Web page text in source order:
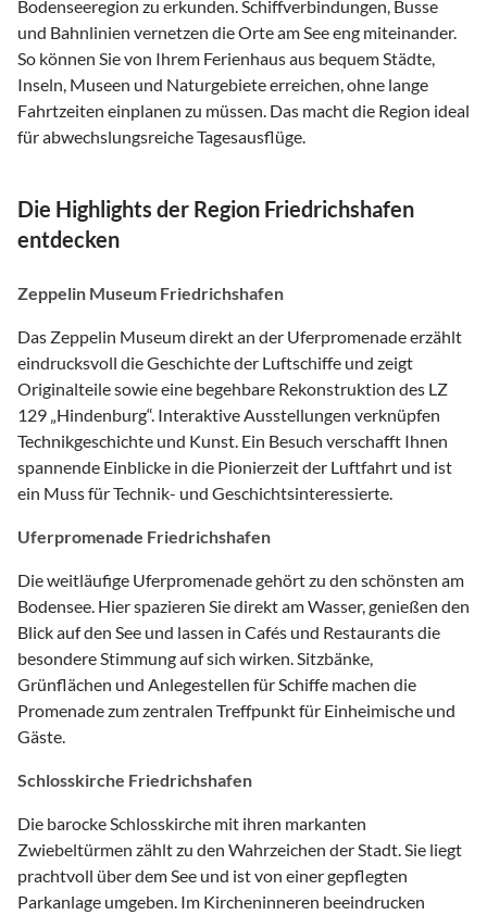
Bodenseeregion zu erkunden. Schiffverbindungen, Busse
und Bahnlinien vernetzen die Orte am See eng miteinander.
So können Sie von Ihrem Ferienhaus aus bequem Städte,
Inseln, Museen und Naturgebiete erreichen, ohne lange
Fahrtzeiten einplanen zu müssen. Das macht die Region ideal
für abwechslungsreiche Tagesausflüge.
Die Highlights der Region Friedrichshafen
entdecken
Zeppelin Museum Friedrichshafen
Das Zeppelin Museum direkt an der Uferpromenade erzählt
eindrucksvoll die Geschichte der Luftschiffe und zeigt
Originalteile sowie eine begehbare Rekonstruktion des LZ
129 „Hindenburg“. Interaktive Ausstellungen verknüpfen
Technikgeschichte und Kunst. Ein Besuch verschafft Ihnen
spannende Einblicke in die Pionierzeit der Luftfahrt und ist
ein Muss für Technik- und Geschichtsinteressierte.
Uferpromenade Friedrichshafen
Die weitläufige Uferpromenade gehört zu den schönsten am
Bodensee. Hier spazieren Sie direkt am Wasser, genießen den
Blick auf den See und lassen in Cafés und Restaurants die
besondere Stimmung auf sich wirken. Sitzbänke,
Grünflächen und Anlegestellen für Schiffe machen die
Promenade zum zentralen Treffpunkt für Einheimische und
Gäste.
Schlosskirche Friedrichshafen
Die barocke Schlosskirche mit ihren markanten
Zwiebeltürmen zählt zu den Wahrzeichen der Stadt. Sie liegt
prachtvoll über dem See und ist von einer gepflegten
Parkanlage umgeben. Im Kircheninneren beeindrucken